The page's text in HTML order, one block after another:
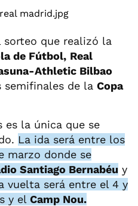
sorteo que realizó la
de Fútbol, Real
Athletic Bilbao
semifinales de la Copa
es la única que se
La ida será entre los
marzo donde se
Santiago Bernabéu y
vuelta será entre el 4 y
y el Camp Nou.